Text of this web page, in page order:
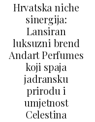
Hrvatska niche
sinergija:
Lansiran
luksuzni brend
Andart Perfumes
koji spaja
jadransku
prirodu i
umjetnost
Celestina